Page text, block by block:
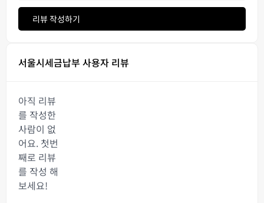
리뷰 작성하기
서울시세금납부 사용자 리뷰
아직 리뷰
를 작성한
사람이 없
어요. 첫번
째로 리뷰
를 작성 해
보세요!